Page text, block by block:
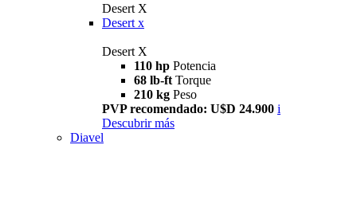
Desert X
Desert x
Desert X
110 hp Potencia
68 lb-ft Torque
210 kg Peso
PVP recomendado: U$D 24.900 i
Descubrir más
Diavel